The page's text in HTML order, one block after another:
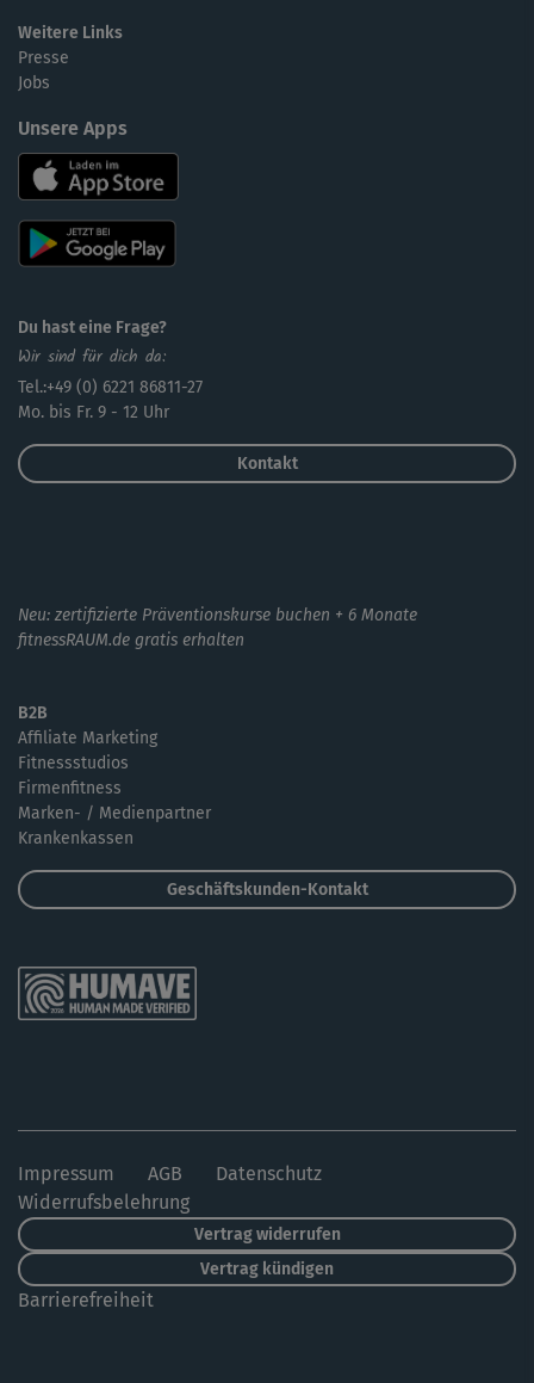
Weitere Links
Presse
Jobs
Unsere Apps
Du hast eine Frage?
Wir sind für dich da:
Tel.:+49 (0) 6221 86811-27
Mo. bis Fr. 9 - 12 Uhr
Kontakt
Neu: zertifizierte Präventionskurse buchen + 6 Monate
fitnessRAUM.de gratis erhalten
B2B
Affiliate Marketing
Fitnessstudios
Firmenfitness
Marken- / Medienpartner
Krankenkassen
Geschäftskunden-Kontakt
Impressum AGB
Datenschutz
Widerrufsbelehrung
Vertrag widerrufen
Vertrag kündigen
Barrierefreiheit